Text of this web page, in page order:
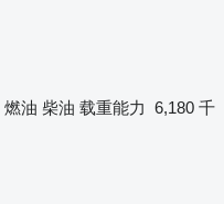
燃油 柴油 载重能力 6,180 千